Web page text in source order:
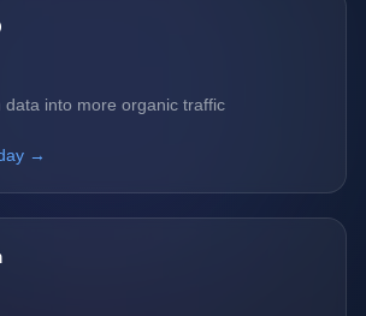
data into more organic traffic
→